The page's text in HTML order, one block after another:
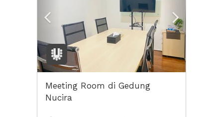
Meeting Room di Gedung
Nucira